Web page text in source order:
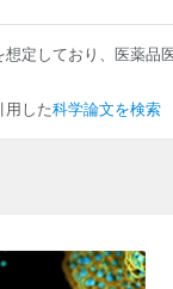
定しており、医薬品
用した科学論文を検索